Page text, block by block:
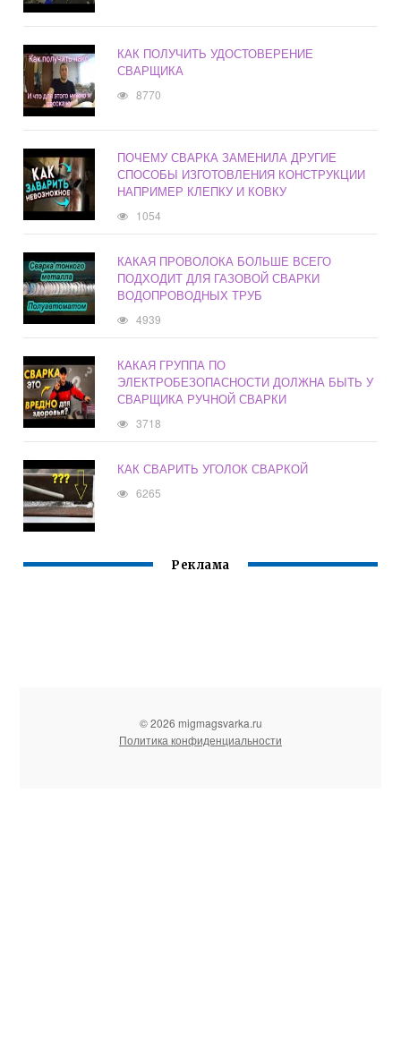
КАК ПОЛУЧИТЬ УДОСТОВЕРЕНИЕ
СВАРЩИКА
8770
ПОЧЕМУ СВАРКА ЗАМЕНИЛА ДРУГИЕ
СПОСОБЫ ИЗГОТОВЛЕНИЯ КОНСТРУКЦИИ
НАПРИМЕР КЛЕПКУ И КОВКУ
1054
КАКАЯ ПРОВОЛОКА БОЛЬШЕ ВСЕГО
ПОДХОДИТ ДЛЯ ГАЗОВОЙ СВАРКИ
ВОДОПРОВОДНЫХ ТРУБ
4939
КАКАЯ ГРУППА ПО
ЭЛЕКТРОБЕЗОПАСНОСТИ ДОЛЖНА БЫТЬ У
СВАРЩИКА РУЧНОЙ СВАРКИ
3718
КАК СВАРИТЬ УГОЛОК СВАРКОЙ
6265
Реклама
© 2026 migmagsvarka.ru
Политика конфиденциальности